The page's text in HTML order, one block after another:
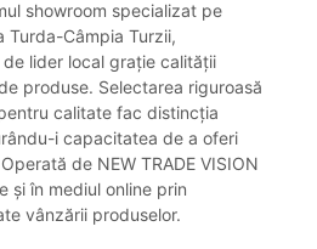
showroom specializat pe
Turda-Câmpia Turzii,
lider local grație calității
produse. Selectarea riguroasă
calitate fac distincția
i capacitatea de a oferi
de NEW TRADE VISION
și în mediul online prin
vânzării produselor.